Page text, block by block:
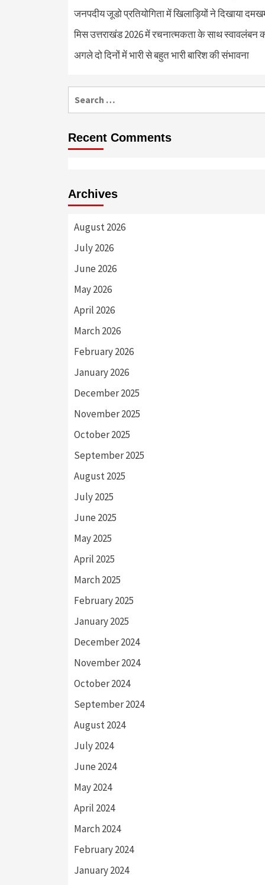
जनपदीय जूडो प्रतियोगिता में खिलाड़ियों ने दिखाया
मिस उत्तराखंड 2026 में रचनात्मकता के साथ स्वावलंबन
अगले दो दिनों में भारी से बहुत भारी बारिश की संभावना
for:
Recent Comments
Archives
August 2026
July 2026
June 2026
May 2026
April 2026
March 2026
February 2026
January 2026
December 2025
November 2025
October 2025
September 2025
August 2025
July 2025
June 2025
May 2025
April 2025
March 2025
February 2025
January 2025
December 2024
November 2024
October 2024
September 2024
August 2024
July 2024
June 2024
May 2024
April 2024
March 2024
February 2024
January 2024